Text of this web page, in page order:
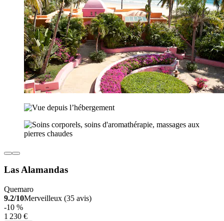
Las Alamandas
Quemaro
9.2/10Merveilleux (35 avis)
-10 %
1 230 €